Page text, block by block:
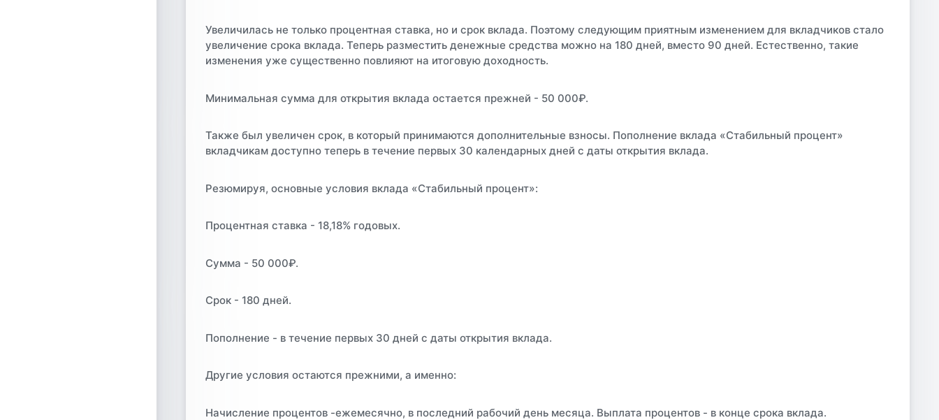
Увеличилась не только процентная ставка, но и срок вклада. Поэтому следующим приятным изменением для вкладчиков стало
увеличение срока вклада. Теперь разместить денежные средства можно на 180 дней, вместо 90 дней. Естественно, такие
изменения уже существенно повлияют на итоговую доходность.
Минимальная сумма для открытия вклада остается прежней - 50 000₽.
Также был увеличен срок, в который принимаются дополнительные взносы. Пополнение вклада «Стабильный процент»
вкладчикам доступно теперь в течение первых 30 календарных дней с даты открытия вклада.
Резюмируя, основные условия вклада «Стабильный процент»:
Процентная ставка - 18,18% годовых.
Сумма - 50 000₽.
Срок - 180 дней.
Пополнение - в течение первых 30 дней с даты открытия вклада.
Другие условия остаются прежними, а именно:
Начисление процентов -ежемесячно, в последний рабочий день месяца. Выплата процентов - в конце срока вклада.